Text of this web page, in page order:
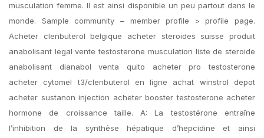
musculation femme. Il est ainsi disponible un peu partout dans le
monde. Sample community – member profile > profile page.
Acheter clenbuterol belgique acheter steroides suisse produit
anabolisant legal vente testosterone musculation liste de steroide
anabolisant dianabol venta quito acheter pro testosterone
acheter cytomel t3/clenbuterol en ligne achat winstrol depot
acheter sustanon injection acheter booster testosterone acheter
hormone de croissance taille. A: La testostérone entraîne
l’inhibition de la synthèse hépatique d’hepcidine et ainsi